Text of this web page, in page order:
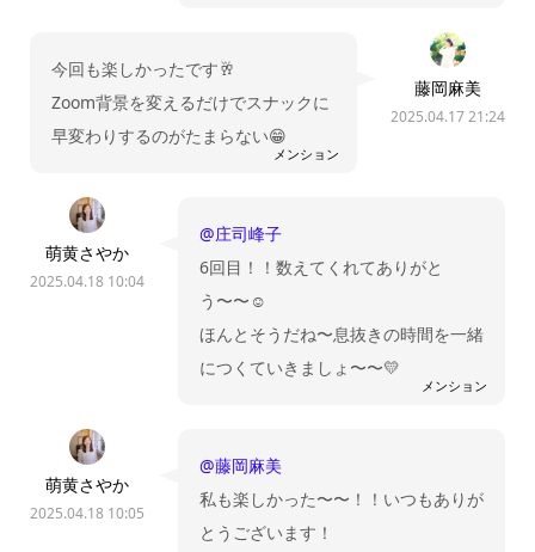
藤岡麻美
2025.04.17 21:24
メンション
今回も楽しかったです🥂
Zoom背景を変えるだけでスナックに
早変わりするのがたまらない😁
萌黄さやか
2025.04.18 10:04
メンション
@庄司峰子
6回目！！数えてくれてありがと
う〜〜☺️
ほんとそうだね〜息抜きの時間を一緒
につくていきましょ〜〜💛
萌黄さやか
2025.04.18 10:05
@藤岡麻美
私も楽しかった〜〜！！いつもありが
とうございます！